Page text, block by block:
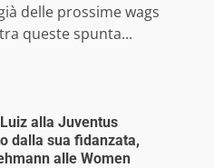
delle prossime wags
queste spunta...
alla Juventus
dalla sua fidanzata,
alle Women